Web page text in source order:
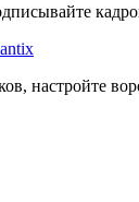
настройте